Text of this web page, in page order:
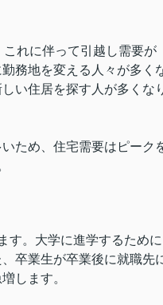
れに伴って引越し需要が
務地を変える人々が多く
い住居を探す人が多くな
ため、住宅需要はピーク
す。大学に進学するために
卒業生が卒業後に就職先
します。